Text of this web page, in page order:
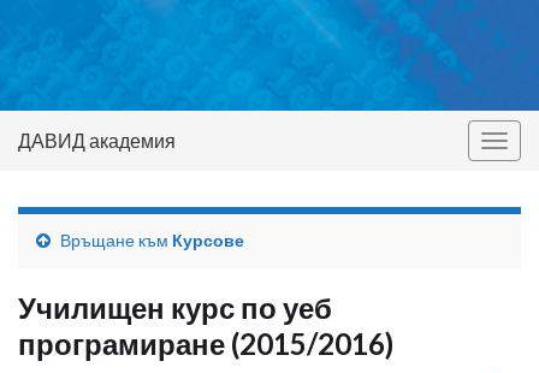
ДАВИД академия
Връщане към Курсове
Училищен курс по уеб
програмиране (2015/2016)